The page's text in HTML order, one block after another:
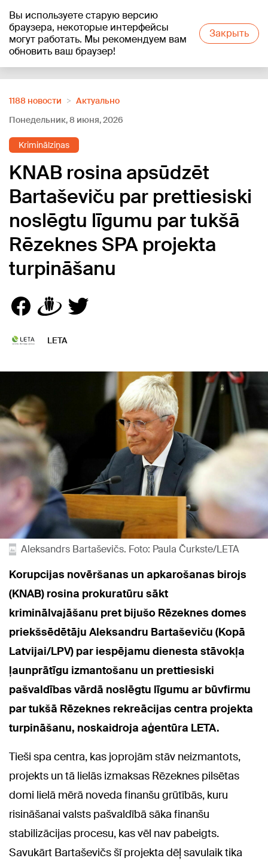
Вы используете старую версию
браузера, некоторые интерфейсы
могут работать. Мы рекомендуем вам
обновить ваш браузер!
Закрыть
+19°C
1188 новости
Актуально
Понедельник, 8 июня, 2026
Kriminālziņas
KNAB rosina apsūdzēt
Bartaševiču par prettiesiski
noslēgtu līgumu par tukšā
Rēzeknes SPA projekta
turpināšanu
LETA
Aleksandrs Bartaševičs. Foto: Paula Čurkste/LETA
Korupcijas novēršanas un apkarošanas birojs
(KNAB) rosina prokuratūru sākt
kriminālvajāšanu pret bijušo Rēzeknes domes
priekšsēdētāju Aleksandru Bartaševiču (Kopā
Latvijai/LPV) par iespējamu dienesta stāvokļa
ļaunprātīgu izmantošanu un prettiesiski
pašvaldības vārdā noslēgtu līgumu ar būvfirmu
par tukšā Rēzeknes rekreācijas centra projekta
turpināšanu, noskaidroja aģentūra LETA.
Tieši spa centra, kas joprojām stāv neizmantots,
projekts un tā lielās izmaksas Rēzeknes pilsētas
domi lielā mērā noveda finanšu grūtībās, kuru
risināšanai valsts pašvaldībā sāka finanšu
stabilizācijas procesu, kas vēl nav pabeigts.
Savukārt Bartaševičs šī projekta dēļ savulaik tika